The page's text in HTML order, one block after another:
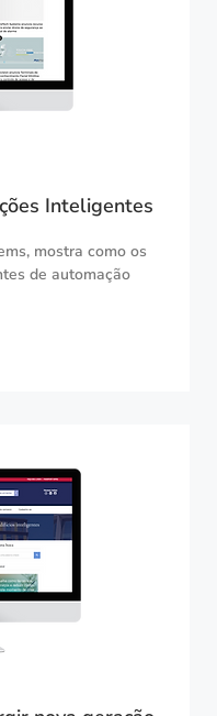
Inteligentes
mostra como os
de automação